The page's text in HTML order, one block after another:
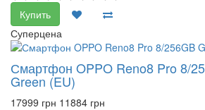
Купить
Суперцена
Смартфон OPPO Reno8 Pro 8/
Green (EU)
17999 грн 11884 грн